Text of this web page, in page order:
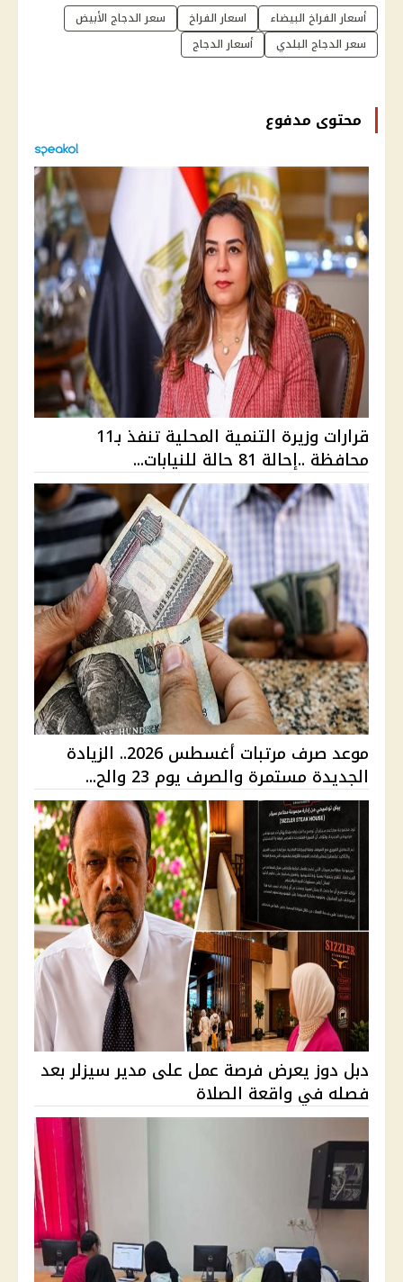
أسعار الفراخ البيضاء اسعار الفراخ
سعر الدجاج الأبيض
سعر الدجاج البلدي
أسعار الدجاج
محتوى مدفوع
قرارات وزيرة التنمية المحلية تنفذ بـ11
محافظة ..إحالة 81 حالة للنيابات...
موعد صرف مرتبات أغسطس 2026.. الزيادة
الجديدة مستمرة والصرف يوم 23 والح...
دبل دوز يعرض فرصة عمل على مدير سيزلر بعد
فصله في واقعة الصلاة